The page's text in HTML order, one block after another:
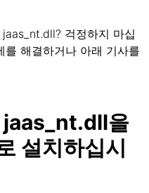
걱정하지 마십
해결하거나 아래 기사를
jaas_nt.dll을
설치하십시